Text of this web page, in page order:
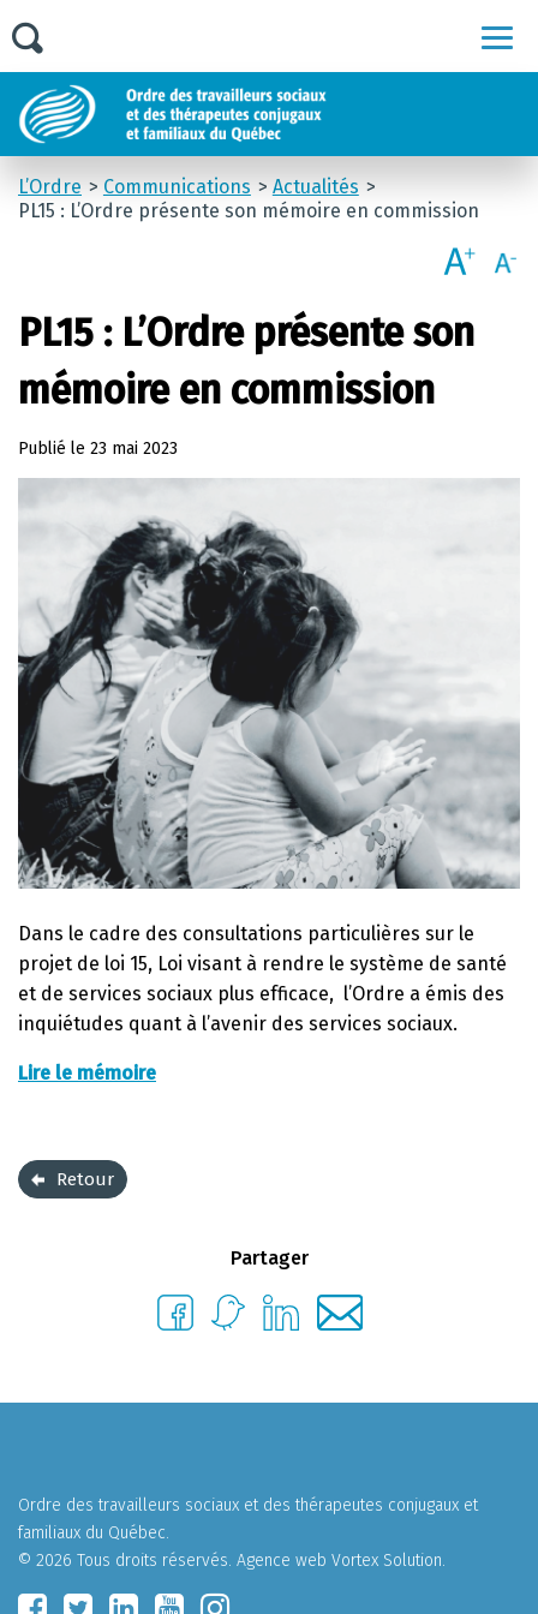
L’Ordre Communications
Actualités
PL15 : L’Ordre présente son mémoire en commission
PL15 : L’Ordre présente son
mémoire en commission
Publié le 23 mai 2023
Dans le cadre des consultations particulières sur le
projet de loi 15, Loi visant à rendre le système de santé
et de services sociaux plus efficace, l’Ordre a émis des
inquiétudes quant à l’avenir des services sociaux.
Lire le mémoire
Retour
Partager
Ordre des travailleurs sociaux et des thérapeutes conjugaux et
familiaux du Québec.
© 2026 Tous droits réservés. Agence web Vortex Solution.